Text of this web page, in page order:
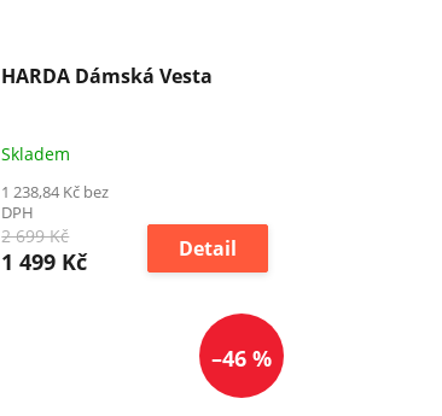
HARDA Dámská Vesta
Skladem
1 238,84 Kč bez
DPH
2 699 Kč
1 499 Kč Detail
–46 %